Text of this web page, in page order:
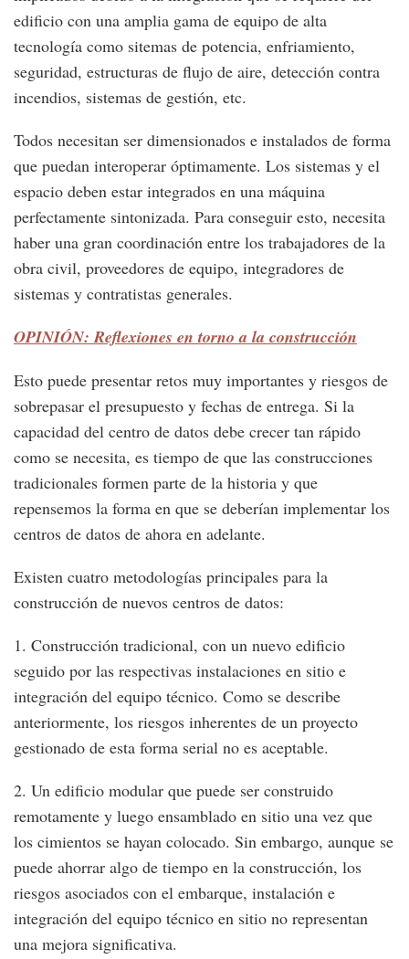
edificio con una amplia gama de equipo de alta
tecnología como sitemas de potencia, enfriamiento,
seguridad, estructuras de flujo de aire, detección contra
incendios, sistemas de gestión, etc.
Todos necesitan ser dimensionados e instalados de forma
que puedan interoperar óptimamente. Los sistemas y el
espacio deben estar integrados en una máquina
perfectamente sintonizada. Para conseguir esto, necesita
haber una gran coordinación entre los trabajadores de la
obra civil, proveedores de equipo, integradores de
sistemas y contratistas generales.
OPINIÓN: Reflexiones en torno a la construcción
Esto puede presentar retos muy importantes y riesgos de
sobrepasar el presupuesto y fechas de entrega. Si la
capacidad del centro de datos debe crecer tan rápido
como se necesita, es tiempo de que las construcciones
tradicionales formen parte de la historia y que
repensemos la forma en que se deberían implementar los
centros de datos de ahora en adelante.
Existen cuatro metodologías principales para la
construcción de nuevos centros de datos:
1. Construcción tradicional, con un nuevo edificio
seguido por las respectivas instalaciones en sitio e
integración del equipo técnico. Como se describe
anteriormente, los riesgos inherentes de un proyecto
gestionado de esta forma serial no es aceptable.
2. Un edificio modular que puede ser construido
remotamente y luego ensamblado en sitio una vez que
los cimientos se hayan colocado. Sin embargo, aunque se
puede ahorrar algo de tiempo en la construcción, los
riesgos asociados con el embarque, instalación e
integración del equipo técnico en sitio no representan
una mejora significativa.